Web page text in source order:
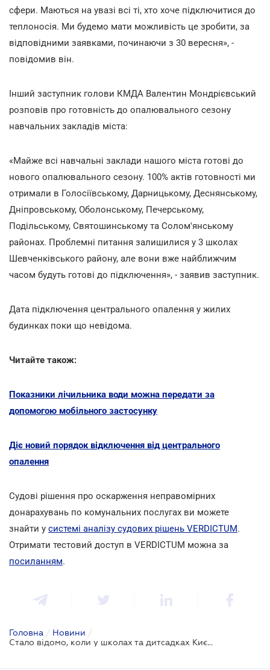
сфери. Маються на увазі всі ті, хто хоче підключитися до
теплоносія. Ми будемо мати можливість це зробити, за
відповідними заявками, починаючи з 30 вересня», -
повідомив він.
Інший заступник голови КМДА Валентин Мондрієвський
розповів про готовність до опалювального сезону
навчальних закладів міста:
«Майже всі навчальні заклади нашого міста готові до
нового опалювального сезону. 100% актів готовності ми
отримали в Голосіївському, Дарницькому, Деснянському,
Дніпровському, Оболонському, Печерському,
Подільському, Святошинському та Солом'янському
районах. Проблемні питання залишилися у 3 школах
Шевченківського району, але вони вже найближчим
часом будуть готові до підключення», - заявив заступник.
Дата підключення центрального опалення у жилих
будинках поки що невідома.
Читайте також:
Показники лічильника води можна передати за
допомогою мобільного застосунку
Діє новий порядок відключення від центрального
опалення
Cудові рішення про оскарження неправомірних
донарахувань по комунальних послугах ви можете
знайти у системі аналізу судових рішень VERDICTUM.
Отримати тестовий доступ в VERDICTUM можна за
посиланням.
Головна / Новини /
Стало відомо, коли у школах та дитсадках Києва підключать опалення